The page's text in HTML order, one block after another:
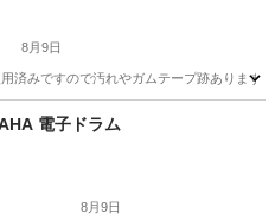
8月9日
済みですので汚れやガムテープ跡あります
楽器、ギター ケース
電子ドラム
8月9日